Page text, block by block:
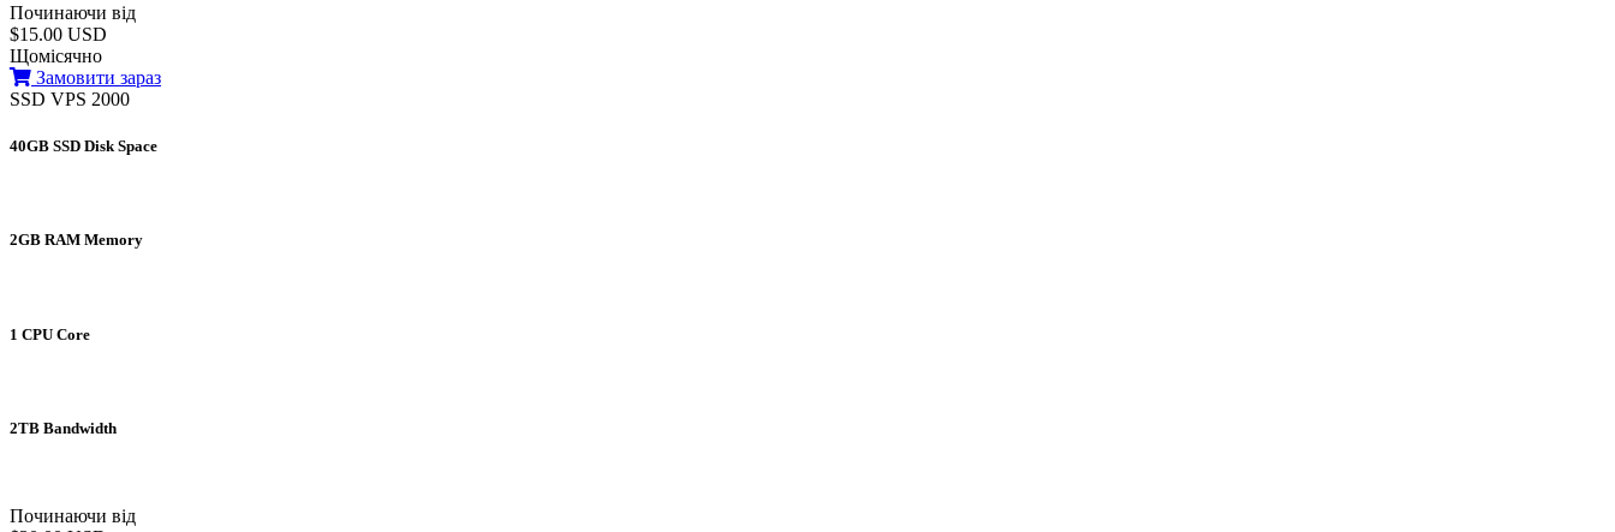
Починаючи від
$15.00 USD
Щомісячно
Замовити зараз
SSD VPS 2000
40GB SSD Disk Space
2GB RAM Memory
1 CPU Core
2TB Bandwidth
Починаючи від